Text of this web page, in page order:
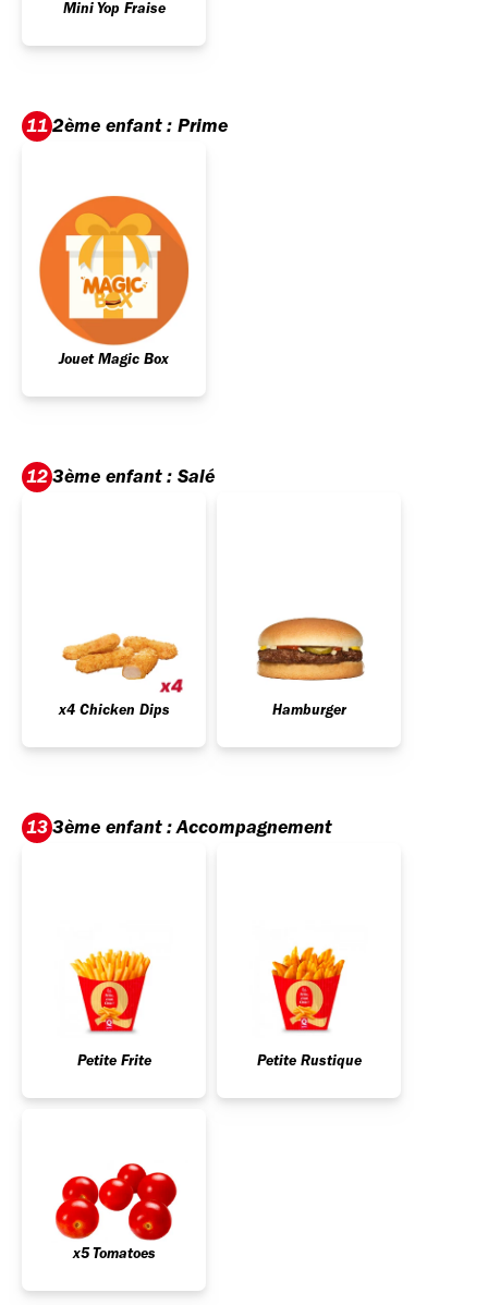
Mini Yop Fraise
11 2ème enfant : Prime
Jouet Magic Box
12 3ème enfant : Salé
x4 Chicken Dips Hamburger
13 3ème enfant : Accompagnement
Petite Frite Petite Rustique
x5 Tomatoes